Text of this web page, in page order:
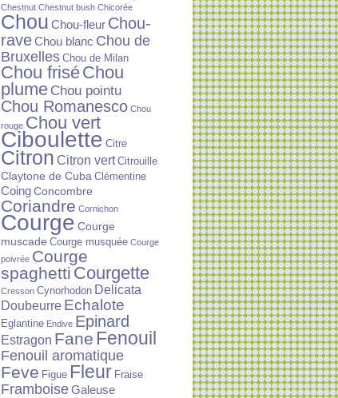
Chestnut Chestnut bush Chicorée
Chou Chou-fleur Chou-
raveChou blanc Chou de
Bruxelles Chou de Milan
Chou friséChou
plume Chou pointu
Chou Romanesco Chou
rouge Chou vert
Ciboulette Citre
Citron Citron vert Citrouille
Claytone de Cuba Clémentine
CoingConcombre
Coriandre Cornichon
Courge Courge
muscade Courge musquée Courge
poivrée Courge
spaghetti Courgette
Cresson Cynorhodon Delicata
Doubeurre Echalote
Eglantine Endive Epinard
Estragon Fane Fenouil
Fenouil aromatique
Feve Figue Fleur Fraise
FramboiseGaleuse